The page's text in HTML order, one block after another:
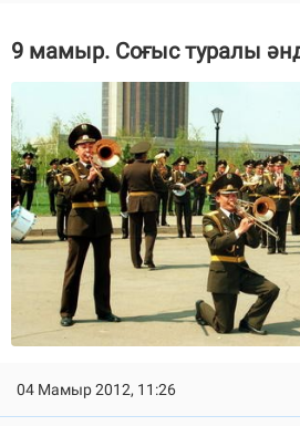
9 мамыр. Соғыс туралы
04 Мамыр 2012, 11:26